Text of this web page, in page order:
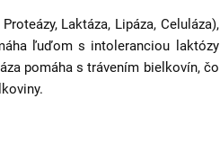
Laktáza, Lipáza, Celuláza),
ľuďom s intoleranciou laktózy
pomáha s trávením bielkovín, čo